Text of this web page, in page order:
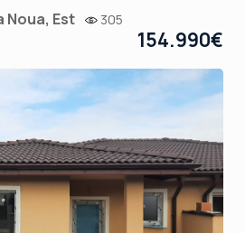
Noua, Est 305
154.990€